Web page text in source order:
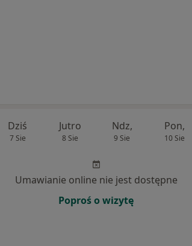
Dziś
7 Sie
Jutro
8 Sie
Ndz,
9 Sie
Pon,
10 Sie
Umawianie online nie jest dostępne
Poproś o wizytę